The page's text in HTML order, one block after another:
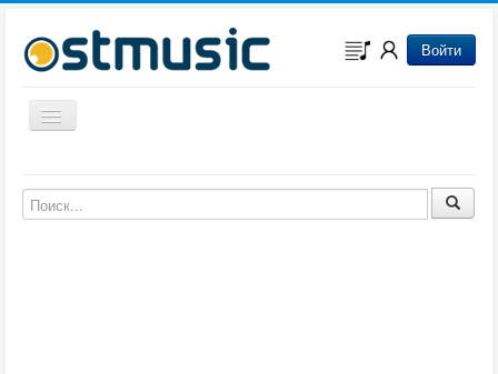
Войти
Включить/выключить навигацию
Музыка из мультфильмов
Музыка из сериалов